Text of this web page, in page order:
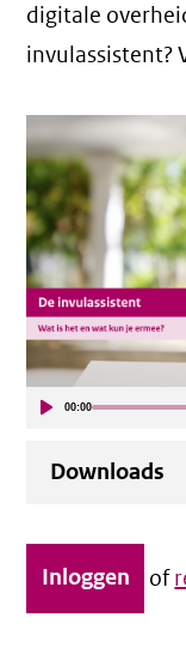
digitale
invulassistent?
00:00
Downloads
Inloggen of